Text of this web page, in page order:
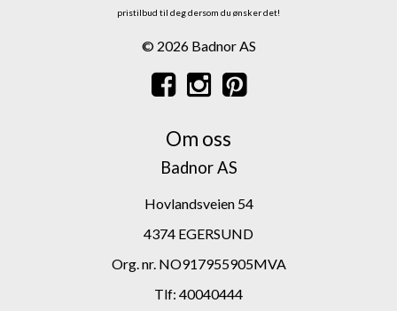
pristilbud til deg dersom du ønsker det!
© 2026 Badnor AS
Om oss
Badnor AS
Hovlandsveien 54
4374 EGERSUND
Org. nr. NO917955905MVA
Tlf: 40040444